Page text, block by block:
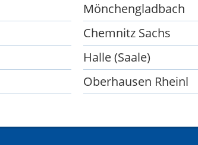
Mönchengladbach
Chemnitz Sachs
Halle (Saale)
Oberhausen Rheinl